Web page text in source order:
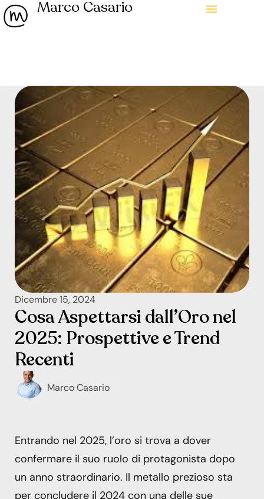
Marco Casario
Dicembre 15, 2024
Cosa Aspettarsi dall’Oro nel
2025: Prospettive e Trend
Recenti
Marco Casario
Entrando nel 2025, l’oro si trova a dover
confermare il suo ruolo di protagonista dopo
un anno straordinario. Il metallo prezioso sta
per concludere il 2024 con una delle sue